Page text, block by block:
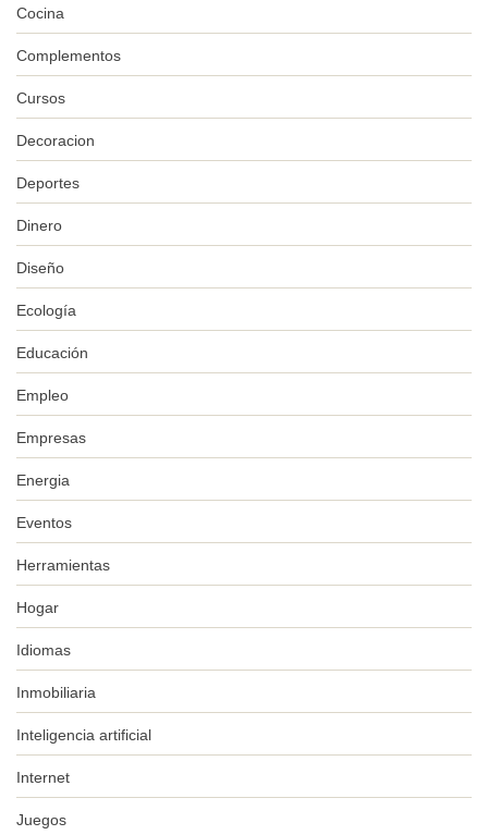
Cocina
Complementos
Cursos
Decoracion
Deportes
Dinero
Diseño
Ecología
Educación
Empleo
Empresas
Energia
Eventos
Herramientas
Hogar
Idiomas
Inmobiliaria
Inteligencia artificial
Internet
Juegos